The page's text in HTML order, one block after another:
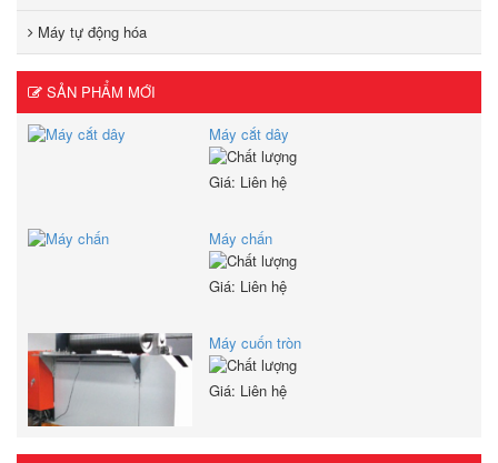
Máy tự động hóa
SẢN PHẨM MỚI
Máy cắt dây
Giá: Liên hệ
Máy chấn
Giá: Liên hệ
Máy cuốn tròn
Giá: Liên hệ